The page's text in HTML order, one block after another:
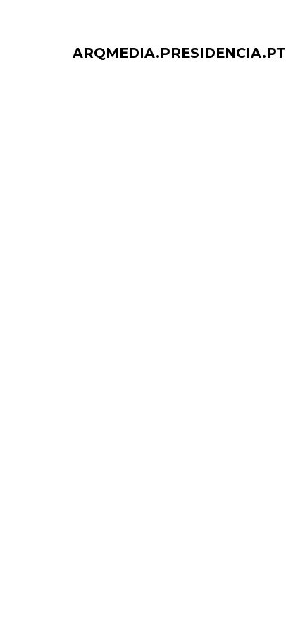
ARQMEDIA.PRESIDENCIA.PT